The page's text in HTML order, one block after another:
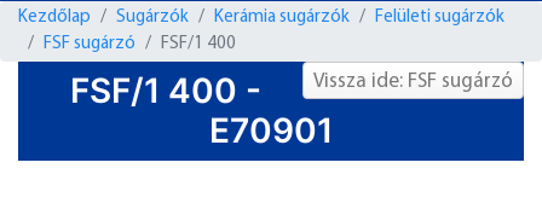
Kezdőlap Sugárzók Kerámia sugárzók
Felületi sugárzók
FSF sugárzó
FSF/1 400
Vissza ide: FSF sugárzó
FSF/1 400 -
E70901